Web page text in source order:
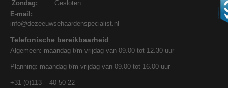
Zondag:
Gesloten
E-mail:
info@dezeeuwsehaardenspecialist.nl
Telefonische bereikbaarheid
Algemeen: maandag t/m vrijdag van 09.00 tot 12.30 uur
Planning: maandag t/m vrijdag van 09.00 tot 16.00 uur
+31 (0)113 – 40 50 22